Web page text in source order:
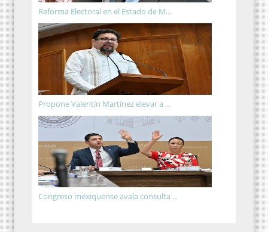
Reforma Electoral en el Estado de M...
Propone Valentín Martínez elevar a ...
Congreso mexiquense avala consulta ...